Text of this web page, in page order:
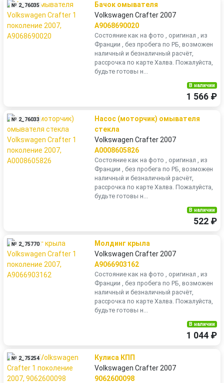
№ 2_76035
Бачок омывателя
Volkswagen Crafter 2007
A9068690020
Состояние как на фото , оригинал , из
Франции , без пробега по РБ, возможен
наличный и безналичный расчёт,
рассрочка по карте Халва. Пожалуйста,
будьте готовы н...
В наличии
1 566 ₽
№ 2_76033
Насос (моторчик) омывателя
стекла
Volkswagen Crafter 2007
A0008605826
Состояние как на фото , оригинал , из
Франции , без пробега по РБ, возможен
наличный и безналичный расчёт,
рассрочка по карте Халва. Пожалуйста,
будьте готовы н...
В наличии
522 ₽
№ 2_75770
Молдинг крыла
Volkswagen Crafter 2007
A9066903162
Состояние как на фото , оригинал , из
Франции , без пробега по РБ, возможен
наличный и безналичный расчёт,
рассрочка по карте Халва. Пожалуйста,
будьте готовы н...
В наличии
1 044 ₽
№ 2_75254
Кулиса КПП
Volkswagen Crafter 2007
9062600098